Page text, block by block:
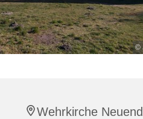
©
Wehrkirche